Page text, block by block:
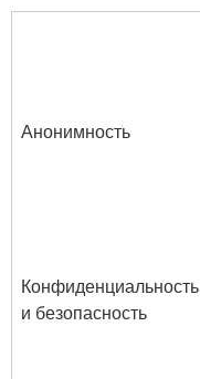
Анонимность
Конфиденциальность
и безопасность